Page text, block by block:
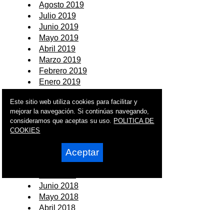
Agosto 2019
Julio 2019
Junio 2019
Mayo 2019
Abril 2019
Marzo 2019
Febrero 2019
Enero 2019
2018
Diciembre 2018
Noviembre 2018
Octubre 2018
Septiembre 2018
Agosto 2018
Junio 2018
Mayo 2018
Abril 2018
Este sitio web utiliza cookies para facilitar y
mejorar la navegación. Si continúas navegando,
consideramos que aceptas su uso. POLITICA DE
COOKIES
Aceptar